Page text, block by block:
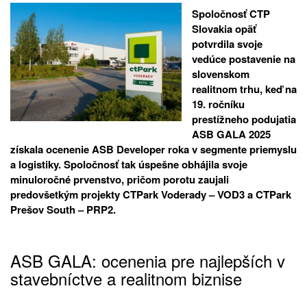
Spoločnosť CTP
Slovakia opäť
potvrdila svoje
vedúce postavenie na
slovenskom
realitnom trhu, keď na
19. ročníku
prestížneho podujatia
ASB GALA 2025
získala ocenenie ASB Developer roka v segmente priemyslu
a logistiky. Spoločnosť tak úspešne obhájila svoje
minuloročné prvenstvo, pričom porotu zaujali
predovšetkým projekty CTPark Voderady – VOD3 a CTPark
Prešov South – PRP2.
ASB GALA: ocenenia pre najlepších v
stavebníctve a realitnom biznise